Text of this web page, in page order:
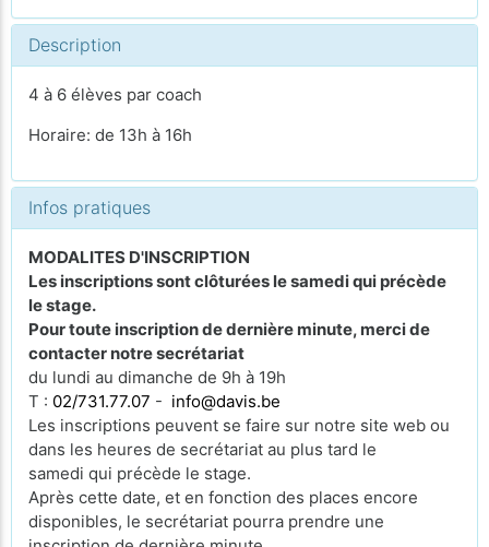
Description
4 à 6 élèves par coach
Horaire: de 13h à 16h
Infos pratiques
MODALITES D'INSCRIPTION
Les inscriptions sont clôturées le samedi qui précède
le stage.
Pour toute inscription de dernière minute, merci de
contacter notre secrétariat
du lundi au dimanche de 9h à 19h
T : 02/731.77.07 - info@davis.be
Les inscriptions peuvent se faire sur notre site web ou
dans les heures de secrétariat au plus tard le
samedi qui précède le stage.
Après cette date, et en fonction des places encore
disponibles, le secrétariat pourra prendre une